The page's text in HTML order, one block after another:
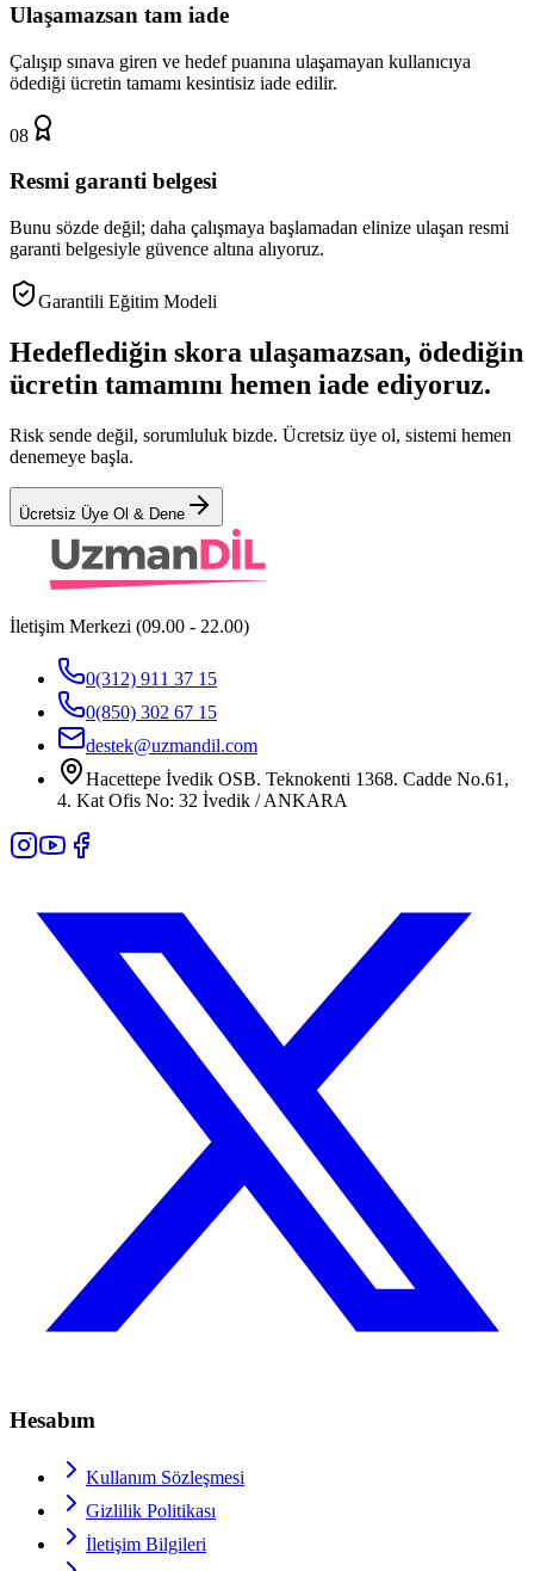
Ulaşamazsan tam iade
Çalışıp sınava giren ve hedef puanına ulaşamayan kullanıcıya
ödediği ücretin tamamı kesintisiz iade edilir.
08
Resmi garanti belgesi
Bunu sözde değil; daha çalışmaya başlamadan elinize ulaşan resmi
garanti belgesiyle güvence altına alıyoruz.
Garantili Eğitim Modeli
Hedeflediğin skora ulaşamazsan, ödediğin
ücretin tamamını hemen iade ediyoruz.
Risk sende değil, sorumluluk bizde. Ücretsiz üye ol, sistemi hemen
denemeye başla.
Ücretsiz Üye Ol & Dene
İletişim Merkezi (09.00 - 22.00)
0(312) 911 37 15
0(850) 302 67 15
destek@uzmandil.com
Hacettepe İvedik OSB. Teknokenti 1368. Cadde No.61,
4. Kat Ofis No: 32 İvedik / ANKARA
Hesabım
Kullanım Sözleşmesi
Gizlilik Politikası
İletişim Bilgileri